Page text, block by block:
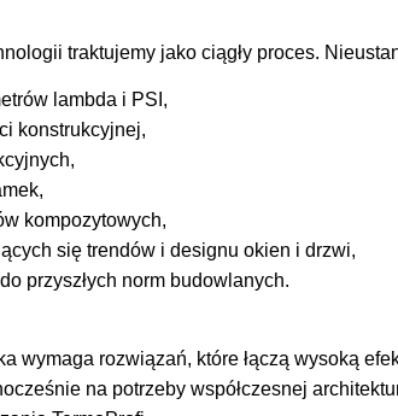
traktujemy jako ciągły proces.
lambda i PSI,
konstrukcyjnej,
kompozytowych,
się trendów i designu okien i drzwi,
przyszłych norm budowlanych.
wymaga rozwiązań, które łączą wysoką
na potrzeby współczesnej